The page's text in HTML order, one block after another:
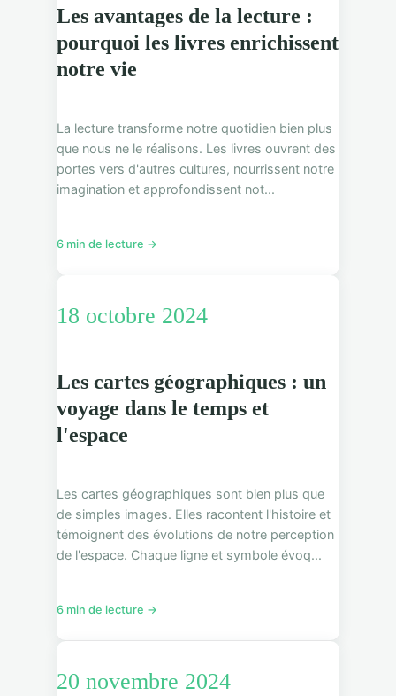
Les avantages de la lecture :
pourquoi les livres enrichissent
notre vie
La lecture transforme notre quotidien bien plus
que nous ne le réalisons. Les livres ouvrent des
portes vers d'autres cultures, nourrissent notre
imagination et approfondissent not...
6 min de lecture →
18 octobre 2024
Les cartes géographiques : un
voyage dans le temps et
l'espace
Les cartes géographiques sont bien plus que
de simples images. Elles racontent l'histoire et
témoignent des évolutions de notre perception
de l'espace. Chaque ligne et symbole évoq...
6 min de lecture →
20 novembre 2024